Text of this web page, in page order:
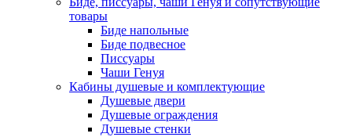
товары
Биде напольные
Биде подвесное
Писсуары
Чаши Генуя
Кабины душевые и комплектующие
Душевые двери
Душевые ограждения
Душевые стенки